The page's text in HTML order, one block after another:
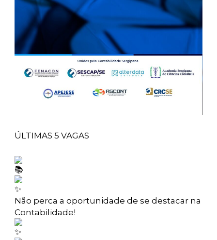
ÚLTIMAS 5 VAGAS
Não perca a oportunidade de se destacar na
Contabilidade!